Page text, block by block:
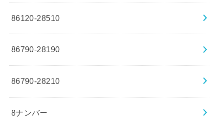
86120-28510
86790-28190
86790-28210
8ナンバー